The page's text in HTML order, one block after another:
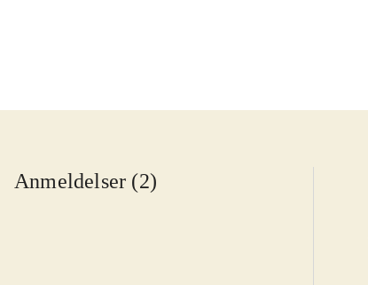
Anmeldelser (2)